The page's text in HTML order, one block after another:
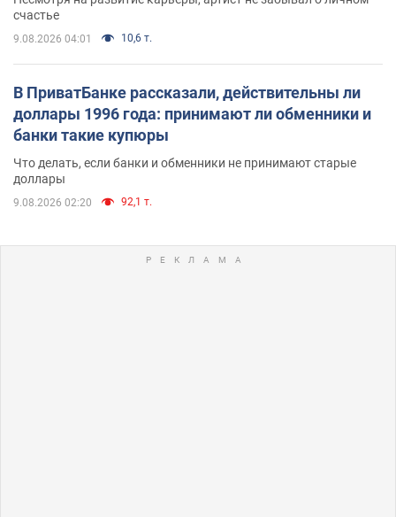
счастье
9.08.2026 04:01 10,6 т.
В ПриватБанке рассказали, действительны ли
доллары 1996 года: принимают ли обменники и
банки такие купюры
Что делать, если банки и обменники не принимают старые
доллары
9.08.2026 02:20 92,1 т.